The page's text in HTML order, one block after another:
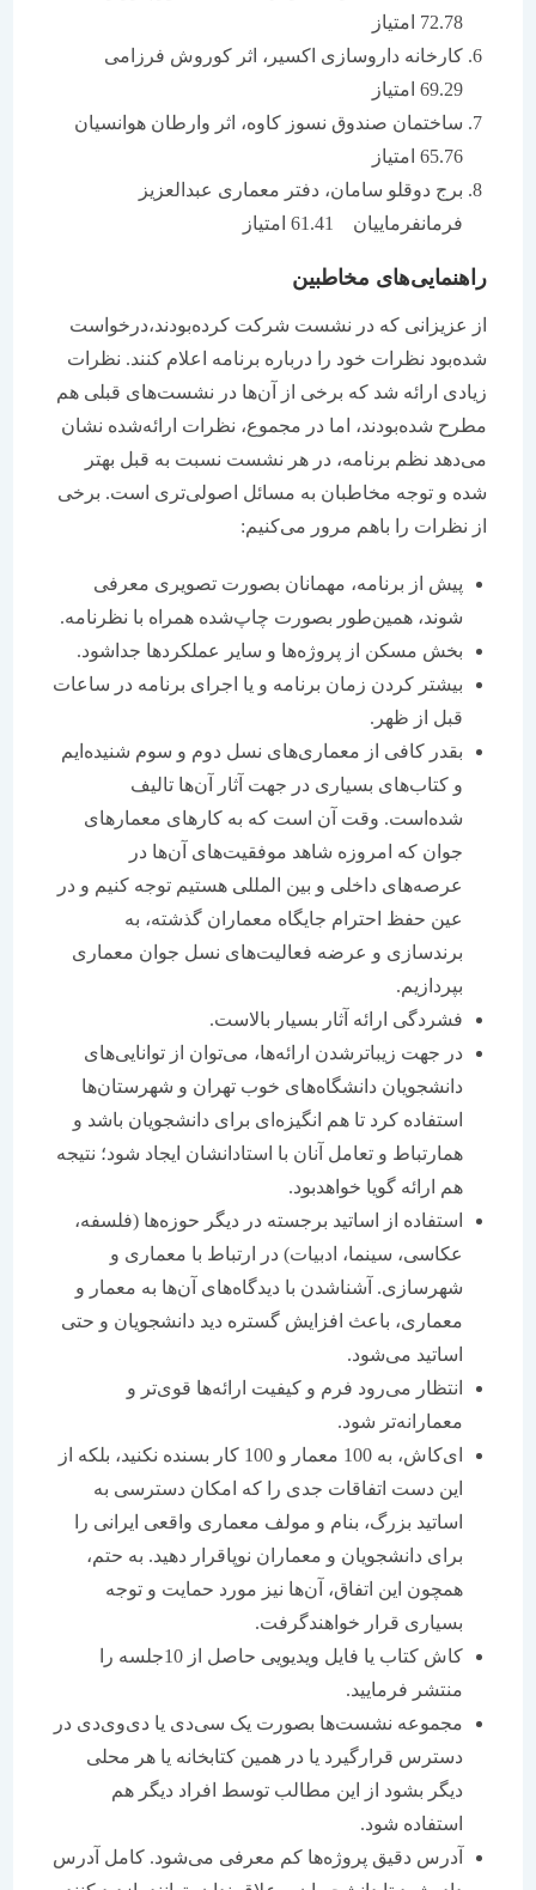
کارخانه داروسازی اکسیر، اثر کوروش فرزامی
ساختمان صندوق نسوز کاوه، اثر وارطان هوانسیان
برج دوقلو سامان، دفتر معماری عبدالعزیز
فرمانفرماییان 61.41 امتیاز
راهنمایی‌های مخاطبین
از عزیزانی که در نشست شرکت کرده‌بودند،‌درخواست
شده‌بود نظرات خود را درباره برنامه اعلام کنند. نظرات
زیادی ارائه شد که برخی از آن‌ها در نشست‌های قبلی هم
مطرح شده‌بودند، اما در مجموع، نظرات ارائه‌شده نشان
می‌دهد نظم برنامه، در هر نشست نسبت به قبل بهتر
شده و توجه مخاطبان به مسائل اصولی‌تری است. برخی
از نظرات را باهم مرور می‌کنیم:
پیش از برنامه، مهمانان بصورت تصویری معرفی
شوند، همین‌طور بصورت چاپ‌شده همراه با نظرنامه.
بخش مسکن از پروژه‌ها و سایر عملکردها جداشود.
بیشتر کردن زمان برنامه و یا اجرای برنامه در ساعات
قبل از ظهر.
بقدر کافی از معماری‌های نسل دوم و سوم شنیده‌ایم
و کتاب‌های بسیاری در جهت آثار آن‌ها تالیف
شده‌است. وقت آن است که به کارهای معمارهای
جوان که امروزه شاهد موفقیت‌های آن‌ها در
عرصه‌های داخلی و بین المللی هستیم توجه کنیم و در
عین حفظ احترام جایگاه معماران گذشته، به
برندسازی و عرضه فعالیت‌های نسل جوان معماری
بپردازیم.
فشردگی ارائه آثار بسیار بالاست.
در جهت زیباترشدن ارائه‌ها، می‌توان از توانایی‌های
دانشجویان دانشگاه‌های خوب تهران و شهرستان‌ها
استفاده کرد تا هم انگیزه‌ای برای دانشجویان باشد و
همارتباط و تعامل آنان با استادانشان ایجاد شود؛ نتیجه
هم ارائه گویا خواهدبود.
استفاده از اساتید برجسته در دیگر حوزه‌ها (فلسفه،
عکاسی، سینما، ادبیات) در ارتباط با معماری و
شهرسازی. آشناشدن با دیدگاه‌های آن‌ها به معمار و
معماری، باعث افزایش گستره دید دانشجویان و حتی
اساتید می‌شود.
انتظار می‌رود فرم و کیفیت ارائه‌ها قوی‌تر و
معمارانه‌تر شود.
ای‌کاش، به 100 معمار و 100 کار بسنده نکنید، بلکه از
این دست اتفاقات جدی را که امکان دسترسی به
اساتید بزرگ، بنام و مولف معماری واقعی ایرانی را
برای دانشجویان و معماران نوپاقرار دهید. به حتم،
همچون این اتفاق، آن‌ها نیز مورد حمایت و توجه
بسیاری قرار خواهندگرفت.
کاش کتاب یا فایل ویدیویی حاصل از 10جلسه را
منتشر فرمایید.
مجموعه نشست‌ها بصورت یک سی‌دی یا دی‌وی‌دی در
دسترس قرارگیرد یا در همین کتابخانه یا هر محلی
دیگر بشود از این مطالب توسط افراد دیگر هم
استفاده شود.
آدرس دقیق پروژه‌ها کم معرفی می‌شود. کامل آدرس